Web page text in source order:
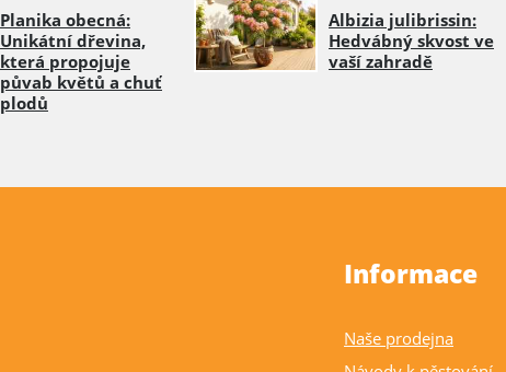
Planika obecná:
Unikátní dřevina,
která propojuje
půvab květů a chuť
plodů
Albizia julibrissin:
Hedvábný skvost ve
vaší zahradě
Informace
Naše prodejna